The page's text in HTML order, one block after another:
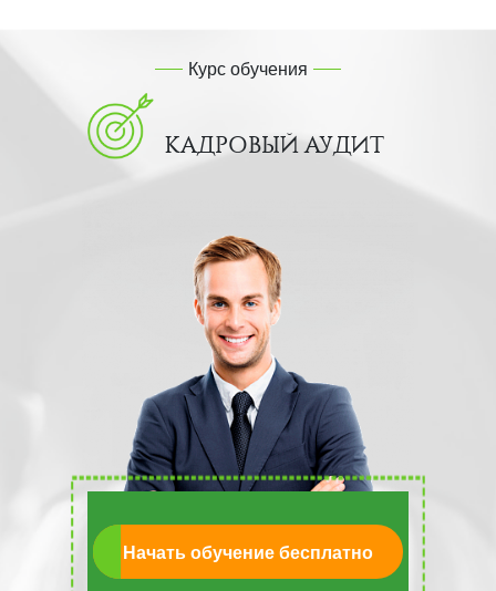
Курс обучения
КАДРОВЫЙ АУДИТ
Начать обучение бесплатно